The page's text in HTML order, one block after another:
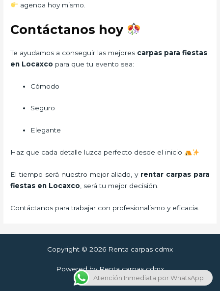
agenda hoy mismo.
Contáctanos hoy
Te ayudamos a conseguir las mejores carpas para fiestas
en Locaxco para que tu evento sea:
Cómodo
Seguro
Elegante
Haz que cada detalle luzca perfecto desde el inicio
El tiempo será nuestro mejor aliado, y rentar carpas para
fiestas en Locaxco , será tu mejor decisión.
Contáctanos para trabajar con profesionalismo y eficacia.
Copyright © 2026 Renta carpas cdmx
Powered by Renta carpas cdmx
Atención Inmediata por WhatsApp !